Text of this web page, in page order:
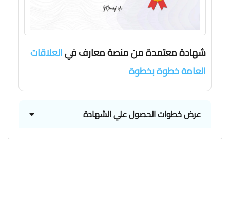
شهادة معتمدة من منصة معارف فيالعلاقات
العامة خطوة بخطوة
عرض خطوات الحصول علي الشهادة